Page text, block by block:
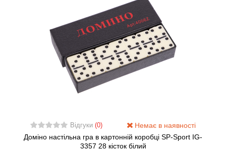
Відгуки(0)
Немає в наявності
Доміно настільна гра в картонній коробці SP-Sport IG-
3357 28 кісток білий